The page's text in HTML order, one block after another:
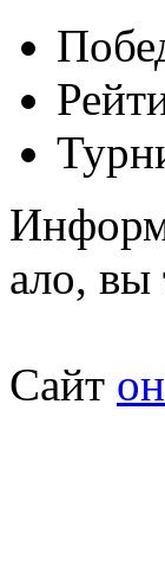
ало, вы
Сайт